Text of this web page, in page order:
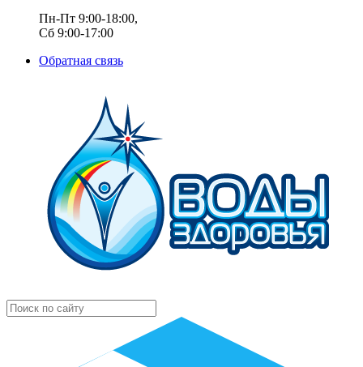
Пн-Пт 9:00-18:00,
Сб 9:00-17:00
Обратная связь